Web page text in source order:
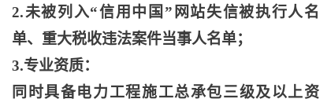
2.未被列入“信用中国”网站失信被执行人名
单、重大税收违法案件当事人名单；
3.专业资质：
同时具备电力工程施工总承包三级及以上资